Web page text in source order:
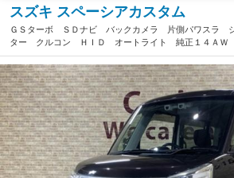
スズキ スペーシアカスタム
ＧＳターボ ＳＤナビ バックカメラ 片側パワスラ
ター クルコン ＨＩＤ オートライト 純正１４ＡＷ
ＩＸ ボックス付アームレスト パドルシフト 電格ミ
ルサンシェード ＥＴＣ キーレス（滋賀県）